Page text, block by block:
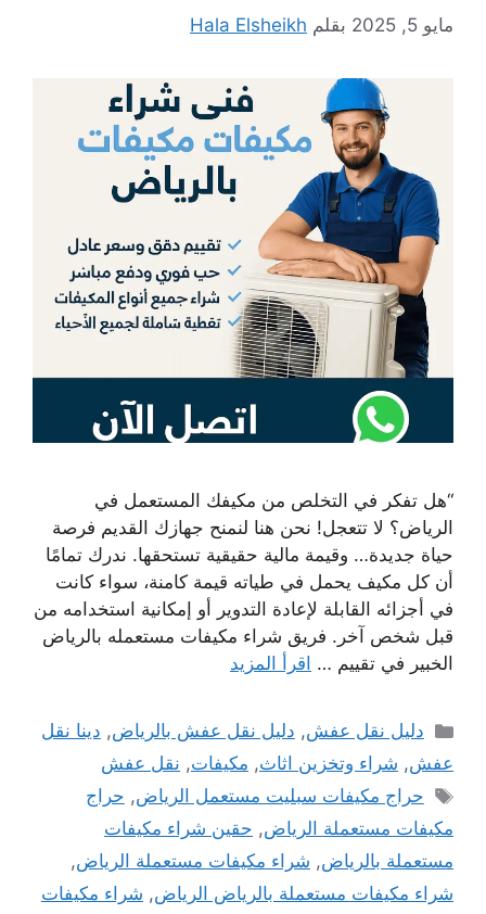
مايو 5, 2025 بقلم Hala Elsheikh
“هل تفكر في التخلص من مكيفك المستعمل في
الرياض؟ لا تتعجل! نحن هنا لنمنح جهازك القديم فرصة
حياة جديدة… وقيمة مالية حقيقية تستحقها. ندرك تمامًا
أن كل مكيف يحمل في طياته قيمة كامنة، سواء كانت
في أجزائه القابلة لإعادة التدوير أو إمكانية استخدامه من
قبل شخص آخر. فريق شراء مكيفات مستعمله بالرياض
الخبير في تقييم … اقرأ المزيد
التصنيفات
دليل نقل عفش, دليل نقل عفش بالرياض, دينا نقل
عفش, شراء وتخزين اثاث, مكيفات, نقل عفش
الوسوم
حراج مكيفات سبليت مستعمل الرياض, حراج
مكيفات مستعملة الرياض, حقين شراء مكيفات
مستعملة بالرياض, شراء مكيفات مستعملة الرياض,
شراء مكيفات مستعملة بالرياض الرياض, شراء مكيفات